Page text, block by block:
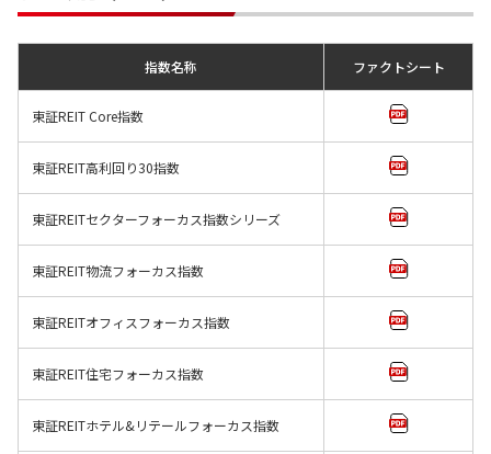
指数名称 ファクトシート
東証REIT Core指数
東証REIT高利回り30指数
東証REITセクターフォーカス指数シリーズ
東証REIT物流フォーカス指数
東証REITオフィスフォーカス指数
東証REIT住宅フォーカス指数
東証REITホテル&リテールフォーカス指数